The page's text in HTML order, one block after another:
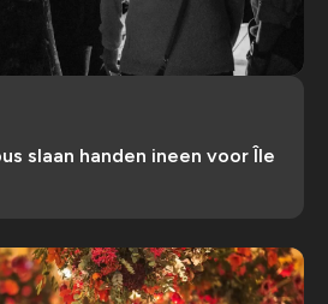
slaan handen ineen voor Île